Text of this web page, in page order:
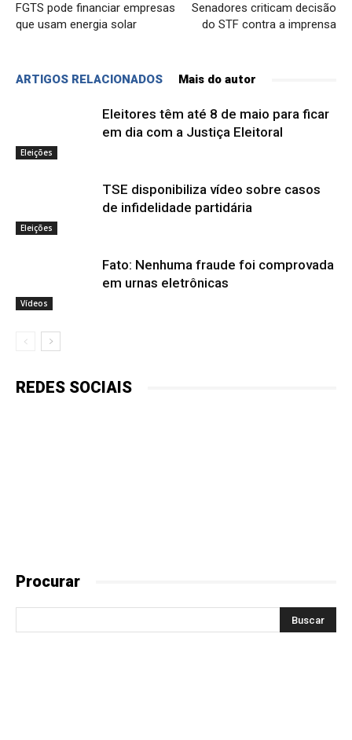
FGTS pode financiar empresas
que usam energia solar
Senadores criticam decisão
do STF contra a imprensa
ARTIGOS RELACIONADOS Mais do autor
Eleições
Eleitores têm até 8 de maio para ficar
em dia com a Justiça Eleitoral
Eleições
TSE disponibiliza vídeo sobre casos
de infidelidade partidária
Vídeos
Fato: Nenhuma fraude foi comprovada
em urnas eletrônicas
REDES SOCIAIS
Procurar